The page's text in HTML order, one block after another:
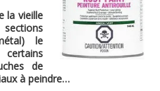
la vieille
le
de
à peindre…